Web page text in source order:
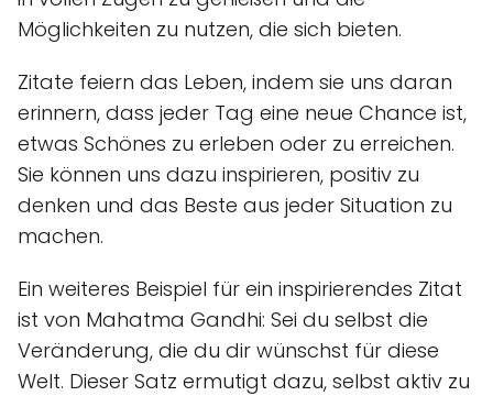
Möglichkeiten zu nutzen, die sich bieten.
Zitate feiern das Leben, indem sie uns daran
erinnern, dass jeder Tag eine neue Chance ist,
etwas Schönes zu erleben oder zu erreichen.
Sie können uns dazu inspirieren, positiv zu
denken und das Beste aus jeder Situation zu
machen.
Ein weiteres Beispiel für ein inspirierendes Zitat
ist von Mahatma Gandhi: Sei du selbst die
Veränderung, die du dir wünschst für diese
Welt. Dieser Satz ermutigt dazu, selbst aktiv zu